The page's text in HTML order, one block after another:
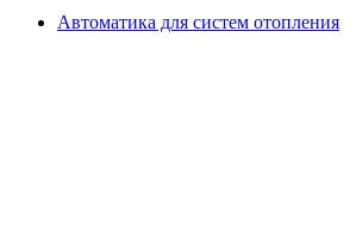
Автоматика для систем отопления